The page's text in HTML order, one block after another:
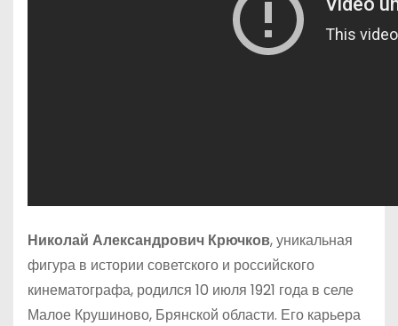
Николай Александрович Крючков, уникальная
фигура в истории советского и российского
кинематографа, родился 10 июля 1921 года в селе
Малое Крушиново, Брянской области. Его карьера